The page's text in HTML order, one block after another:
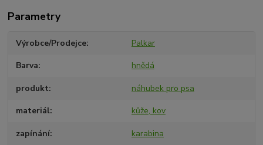
Parametry
Výrobce/Prodejce Palkar
Barva hnědá
produkt náhubek pro psa
materiál kůže, kov
zapínání karabina